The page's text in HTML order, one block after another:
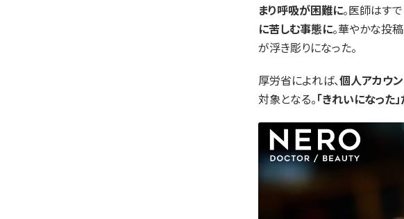
まり呼吸が困難に。医師はす
に苦しむ事態に。華やかな投
が浮き彫りになった。
厚労省によれば、個人アカウ
対象となる。「きれいになった